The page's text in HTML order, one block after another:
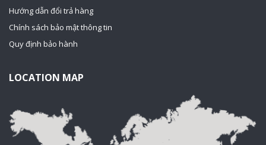
Hướng dẫn đổi trả hàng
Chính sách bảo mật thông tin
Quy định bảo hành
LOCATION MAP